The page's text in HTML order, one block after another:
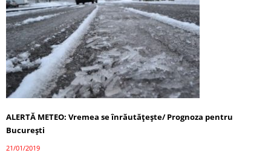
ALERTĂ METEO: Vremea se înrăutăţeşte/ Prognoza pentru
Bucureşti
21/01/2019